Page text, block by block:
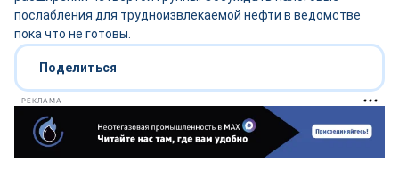
послабления для трудноизвлекаемой нефти в ведомстве
пока что не готовы.
Поделиться
РЕКЛАМА